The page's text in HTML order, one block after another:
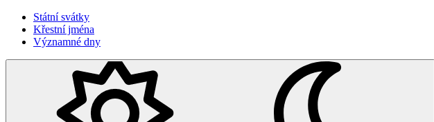
Státní svátky
Křestní jména
Významné dny